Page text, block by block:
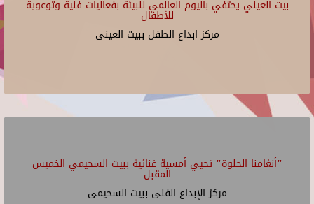
بيت العيني يحتفي باليوم العالمي للبيئة بفعاليات فنية وتوعوية
للأطفال
مركز ابداع الطفل ببيت العينى
"أنغامنا الحلوة" تحيي أمسية غنائية ببيت السحيمي الخميس
المقبل
مركز الإبداع الفنى ببيت السحيمى